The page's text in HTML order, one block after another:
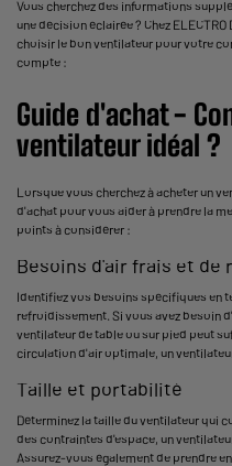
Vous cherchez des informations
une décision éclairée ? Chez
choisir le bon ventilateur pour votre
compte :
Guide d'achat -
ventilateur idéal ?
Lorsque vous cherchez à acheter un
d'achat pour vous aider à prendre la
points à considérer :
Besoins d'air frais et de
Identifiez vos besoins spécifiques en
refroidissement. Si vous avez besoin
ventilateur de table ou sur pied peut
circulation d'air optimale, un
Taille et portabilité
Déterminez la taille du ventilateur qui
des contraintes d'espace, un
Assurez-vous également de prendre